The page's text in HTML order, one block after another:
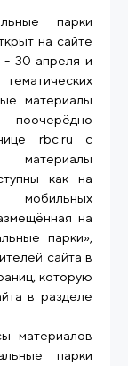
парки
на сайте
- 30 апреля и
материалы
rbc.ru с
как на
на
парки»,
сайта в
которую
в разделе
материалов
парки